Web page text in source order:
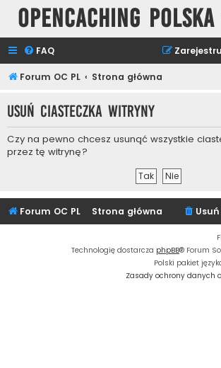
Opencaching
FAQ
Forum OC PL Strona główna
Usuń ciasteczka witryny
Czy na pewno chcesz usunąć wszystkie
przez tę witrynę?
Forum OC PL Strona główna
Technologię dostarcza phpBB® Forum
Polski pakiet
Zasady ochrony danych